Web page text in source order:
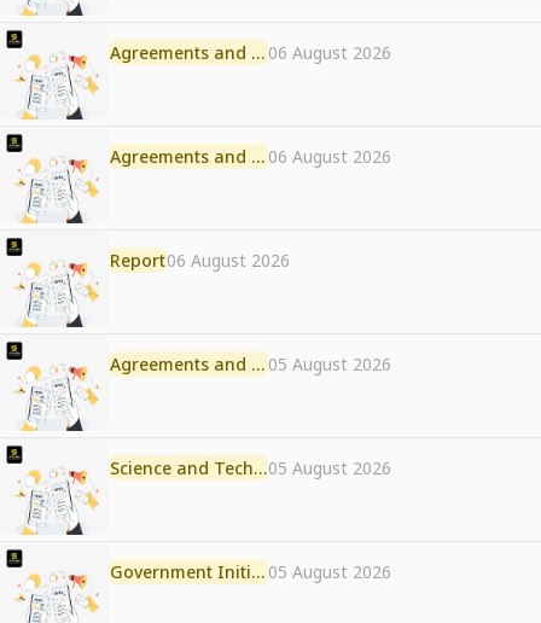
Agreements and MoU 06 August 2026
Agreements and MoU 06 August 2026
Report06 August 2026
Agreements and MoU 05 August 2026
Science and Technology05 August 2026
Government Initiative 05 August 2026